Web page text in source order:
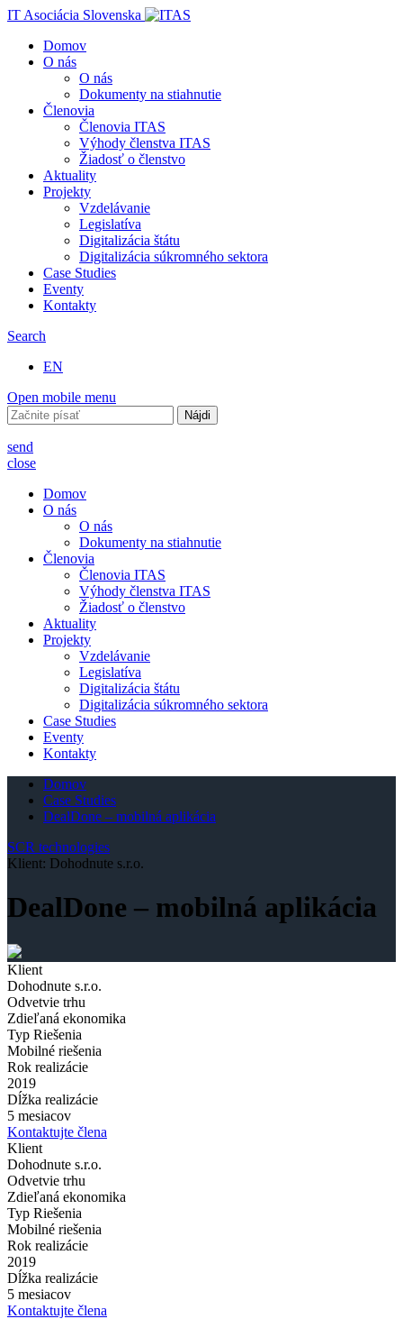
IT Asociácia Slovenska
Domov
O nás
O nás
Dokumenty na stiahnutie
Členovia
Členovia ITAS
Výhody členstva ITAS
Žiadosť o členstvo
Aktuality
Projekty
Vzdelávanie
Legislatíva
Digitalizácia štátu
Digitalizácia súkromného sektora
Case Studies
Eventy
Kontakty
Search
EN
Open mobile menu
Hľadať:
send
close
Domov
O nás
O nás
Dokumenty na stiahnutie
Členovia
Členovia ITAS
Výhody členstva ITAS
Žiadosť o členstvo
Aktuality
Projekty
Vzdelávanie
Legislatíva
Digitalizácia štátu
Digitalizácia súkromného sektora
Case Studies
Eventy
Kontakty
Domov
Case Studies
DealDone – mobilná aplikácia
SCR technologies
Klient: Dohodnute s.r.o.
DealDone – mobilná aplikácia
Klient
Dohodnute s.r.o.
Odvetvie trhu
Zdieľaná ekonomika
Typ Riešenia
Mobilné riešenia
Rok realizácie
2019
Dĺžka realizácie
5 mesiacov
Kontaktujte člena
Klient
Dohodnute s.r.o.
Odvetvie trhu
Zdieľaná ekonomika
Typ Riešenia
Mobilné riešenia
Rok realizácie
2019
Dĺžka realizácie
5 mesiacov
Kontaktujte člena